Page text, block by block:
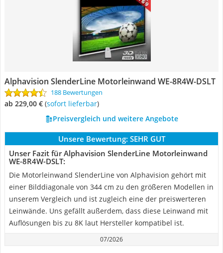
Alphavision SlenderLine Motorleinwand WE-8R4W-DSLT
188 Bewertungen
ab 229,00 € ( Sofort lieferbar)
Preisvergleich und weitere Angebote
Unsere Bewertung: SEHR GUT
Unser Fazit für Alphavision SlenderLine Motorleinwand
WE-8R4W-DSLT:
Die Motorleinwand SlenderLine von Alphavision gehört mit
einer Bilddiagonale von 344 cm zu den größeren Modellen in
unserem Vergleich und ist zugleich eine der preiswerteren
Leinwände. Uns gefällt außerdem, dass diese Leinwand mit
Auflösungen bis zu 8K laut Hersteller kompatibel ist.
07/2026